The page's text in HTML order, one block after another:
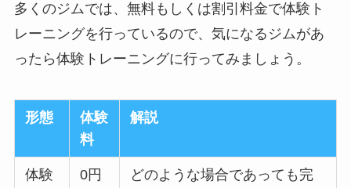
多くのジムでは、無料もしくは割引料金で体験ト
レーニングを行っているので、気になるジムがあ
ったら体験トレーニングに行ってみましょう。
形態
体験
料
解説
体験
0円
どのような場合であっても完